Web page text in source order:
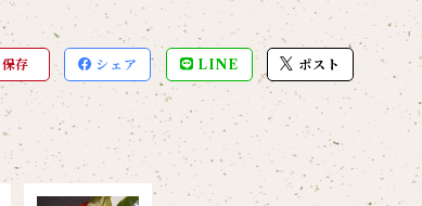
保存 シェア LINE ポスト